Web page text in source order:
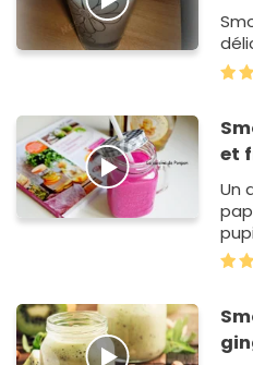
et
Un